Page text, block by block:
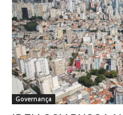
Governança